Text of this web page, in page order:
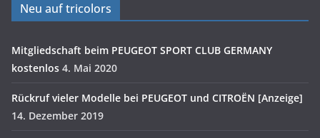
Neu auf tricolors
Mitgliedschaft beim PEUGEOT SPORT CLUB GERMANY
kostenlos 4. Mai 2020
Rückruf vieler Modelle bei PEUGEOT und CITROËN [Anzeige]
14. Dezember 2019